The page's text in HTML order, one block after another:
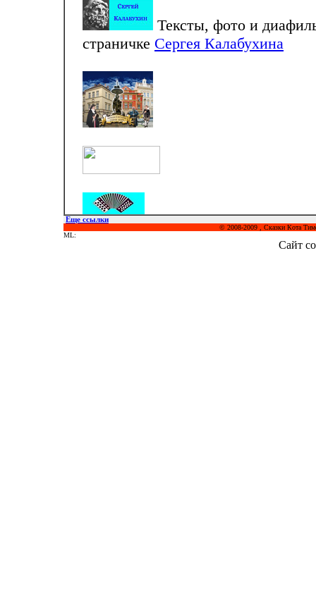
Тексты, фото и
страничке Сергея Калабухина
Еще ссылки
© 2008-2009 , Сказки Кота
ML:
Сайт